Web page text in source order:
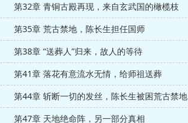
第32章 青铜古殿再现，来自玄武国的橄榄枝
第35章 荒古禁地，陈长生担任国师
第38章 “送葬人”归来，故人的等待
第41章 落花有意流水无情，给师祖送葬
第44章 斩断一切的发丝，陈长生被困荒古禁地
第47章 天地绝命阵，另一部分真相